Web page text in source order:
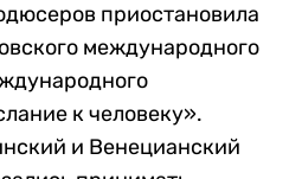
приостановила
международного
к человеку».
и Венецианский